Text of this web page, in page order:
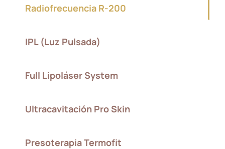
Radiofrecuencia R-200
IPL (Luz Pulsada)
Full Lipoláser System
Ultracavitación Pro Skin
Presoterapia Termofit